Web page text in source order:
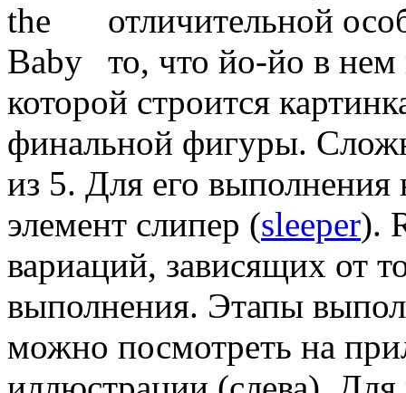
отличительной
то, что йо-йо в нем
которой строится
финальной фигуры.
из 5. Для его
элемент слипер (sleeper).
вариаций, зависящих от
выполнения. Этапы
можно посмотреть на